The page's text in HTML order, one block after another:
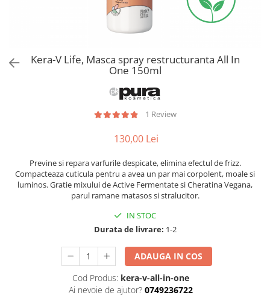
Kera-V Life, Masca spray restructuranta All In
One 150ml
1 Review
130,00 Lei
Previne si repara varfurile despicate, elimina efectul de frizz.
Compacteaza cuticula pentru a avea un par mai corpolent, moale si
luminos. Gratie mixului de Active Fermentate si Cheratina Vegana,
parul ramane matasos si stralucitor.
IN STOC
Durata de livrare: 1-2
ADAUGA IN COS
Cod Produs: kera-v-all-in-one
Ai nevoie de ajutor? 0749236722